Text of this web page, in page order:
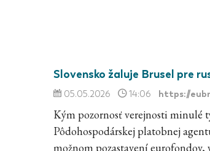
Slovensko žaluje Brusel pre
05.05.2026 14:06 https://
Kým pozornosť verejnosti minulé
Pôdohospodárskej platobnej
možnom pozastavení